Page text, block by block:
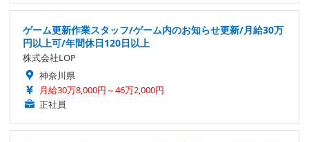
ゲーム更新作業スタッフ/ゲーム内のお知らせ更新/月給30万
円以上可/年間休日120日以上
株式会社LOP
神奈川県
月給30万8,000円～46万2,000円
正社員